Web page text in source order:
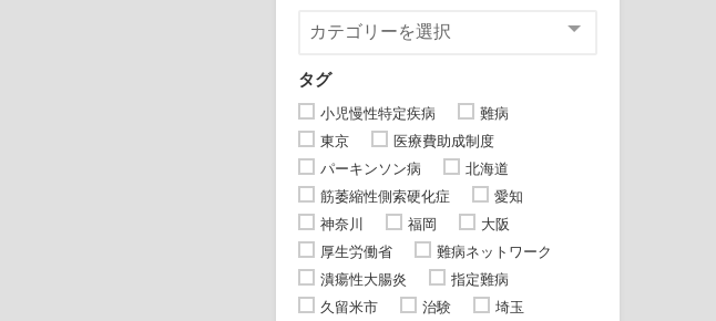
タグ
小児慢性特定疾病
難病
東京
医療費助成制度
パーキンソン病
北海道
筋萎縮性側索硬化症
愛知
神奈川
福岡
大阪
厚生労働省
難病ネットワーク
潰瘍性大腸炎
指定難病
久留米市
治験 埼玉